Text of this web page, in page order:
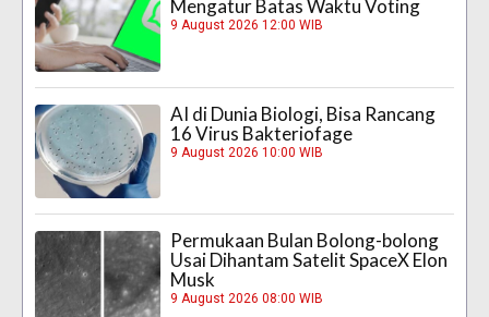
Mengatur Batas Waktu Voting
9 August 2026 12:00 WIB
AI di Dunia Biologi, Bisa Rancang
16 Virus Bakteriofage
9 August 2026 10:00 WIB
Permukaan Bulan Bolong-bolong
Usai Dihantam Satelit SpaceX Elon
Musk
9 August 2026 08:00 WIB